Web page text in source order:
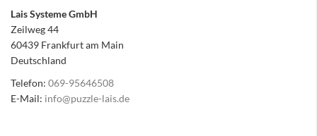
Lais Systeme GmbH
Zeilweg 44
60439 Frankfurt am Main
Deutschland
Telefon: 069-95646508
E-Mail: info@puzzle-lais.de